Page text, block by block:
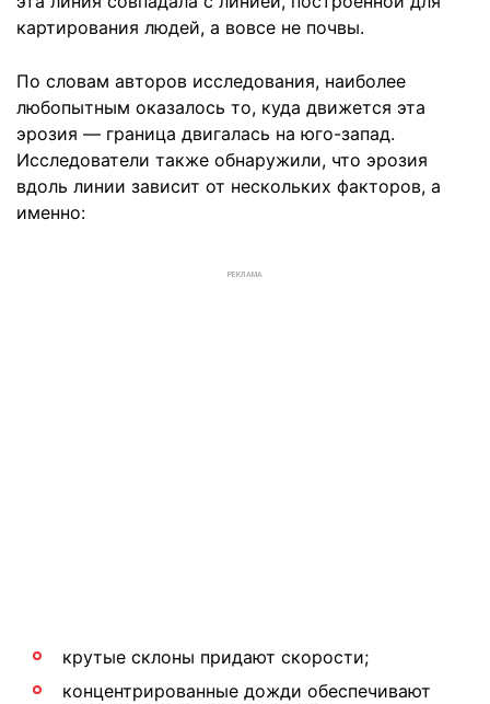
картирования людей, а вовсе не почвы.
По словам авторов исследования, наиболее
любопытным оказалось то, куда движется эта
эрозия — граница двигалась на юго-запад.
Исследователи также обнаружили, что эрозия
вдоль линии зависит от нескольких факторов, а
именно:
РЕКЛАМА
крутые склоны придают скорости;
концентрированные дожди обеспечивают